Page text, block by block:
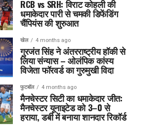
RCB vs SRH: विराट कोहली की
धमाकेदार पारी से चमकी डिफेंडिंग
चैंपियंस की शुरुआत
खेल 4 months ago
गुरजंत सिंह ने अंतरराष्ट्रीय हॉकी से
लिया संन्यास – ओलंपिक कांस्य
विजेता फॉरवर्ड का गुरुमुखी विदा
फुटबॉल 4 months ago
मैनचेस्टर सिटी का धमाकेदार जीत:
मैनचेस्टर यूनाइटेड को 3–0 से
हराया, डर्बी में बनाया शानदार रिकॉर्ड